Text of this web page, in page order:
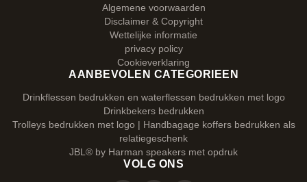
Algemene voorwaarden
Disclaimer & Copyright
Wettelijke informatie
privacy policy
Cookieverklaring
AANBEVOLEN CATEGORIEEN
Drinkflessen bedrukken en waterflessen bedrukken met logo
Drinkbekers bedrukken
Trolleys bedrukken met logo | Handbagage koffers bedrukken als
relatiegeschenk
JBL® by Harman speakers met opdruk
VOLG ONS